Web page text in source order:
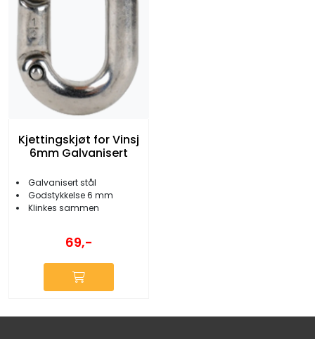
Kjettingskjøt for Vinsj
6mm Galvanisert
Galvanisert stål
Godstykkelse 6 mm
Klinkes sammen
69,-